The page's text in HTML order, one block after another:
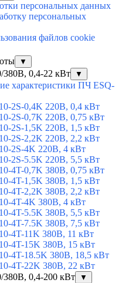
персональных данных
персональных
файлов cookie
▼
0,4-22 кВт ▼
характеристики ПЧ ESQ-
2S-0,4K 220В, 0,4 кВт
2S-0,7K 220В, 0,75 кВт
2S-1,5K 220В, 1,5 кВт
2S-2,2K 220В, 2,2 кВт
2S-4K 220В, 4 кВт
2S-5.5K 220В, 5,5 кВт
4T-0,7K 380В, 0,75 кВт
4T-1,5K 380В, 1,5 кВт
4T-2,2K 380В, 2,2 кВт
4T-4K 380В, 4 кВт
4T-5.5K 380В, 5,5 кВт
4T-7.5K 380В, 7,5 кВт
4T-11K 380В, 11 кВт
4T-15K 380В, 15 кВт
4T-18.5K 380В, 18,5 кВт
4T-22K 380В, 22 кВт
0,4-200 кВт
▼